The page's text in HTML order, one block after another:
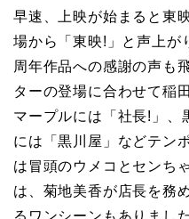
早速、上映が始まると東
場から「東映!」と声上が
周年作品への感謝の声も
ターの登場に合わせて稲
マープルには「社長!」、
には「黒川屋」などテン
は冒頭のウメコとセンち
は、菊地美香が店長を務
るワンシーンもありました